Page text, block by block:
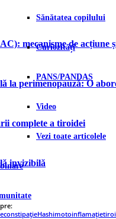
Sănătatea copilului
Curiozități
PANS/PANDAS
Video
Vezi toate articolele
mecanisme de acțiune
la perimenopauză: O
complete a tiroidei
invizibilă
constipațieHashimotoinflamație